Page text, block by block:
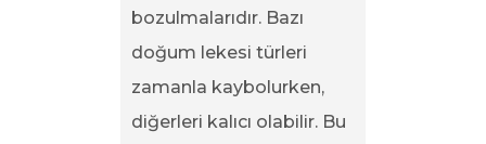
bozulmalarıdır. Bazı
doğum lekesi türleri
zamanla kaybolurken,
diğerleri kalıcı olabilir. Bu